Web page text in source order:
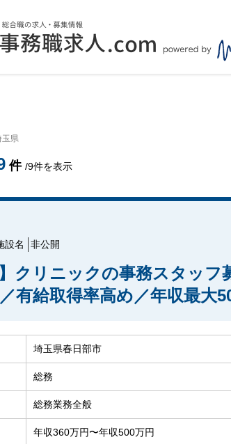
玉県
件 /9件を表示
設名 非公開
】クリニックの事務スタッ
有給取得率高め／年収最大
埼玉県春日部市
総務
総務業務全般
年収360万円〜年収500万円